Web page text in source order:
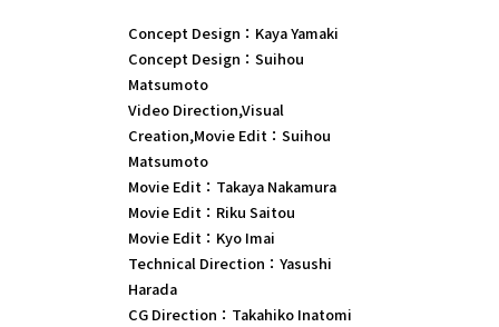
Concept Design：Kaya Yamaki
Concept Design：Suihou
Matsumoto
Video Direction,Visual
Creation,Movie Edit：Suihou
Matsumoto
Movie Edit：Takaya Nakamura
Movie Edit：Riku Saitou
Movie Edit：Kyo Imai
Technical Direction：Yasushi
Harada
CG Direction：Takahiko Inatomi